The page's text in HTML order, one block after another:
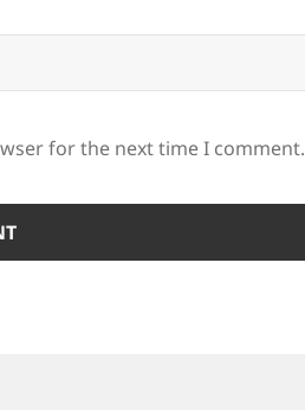
for the next time I comment.